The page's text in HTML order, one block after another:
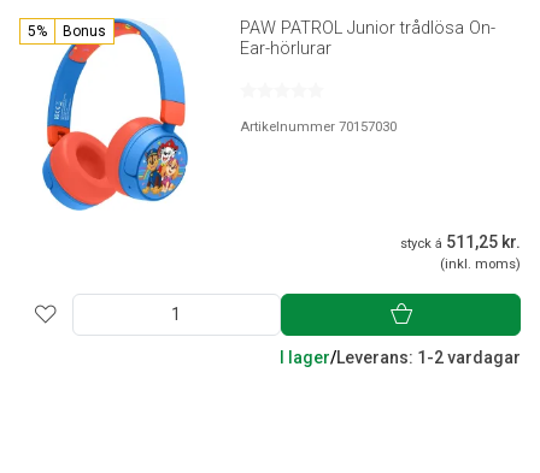
5% Bonus
PAW PATROL Junior trådlösa On-
Ear-hörlurar
Artikelnummer 70157030
styck á 511,25 kr.
(inkl. moms)
I lager/Leverans: 1-2 vardagar